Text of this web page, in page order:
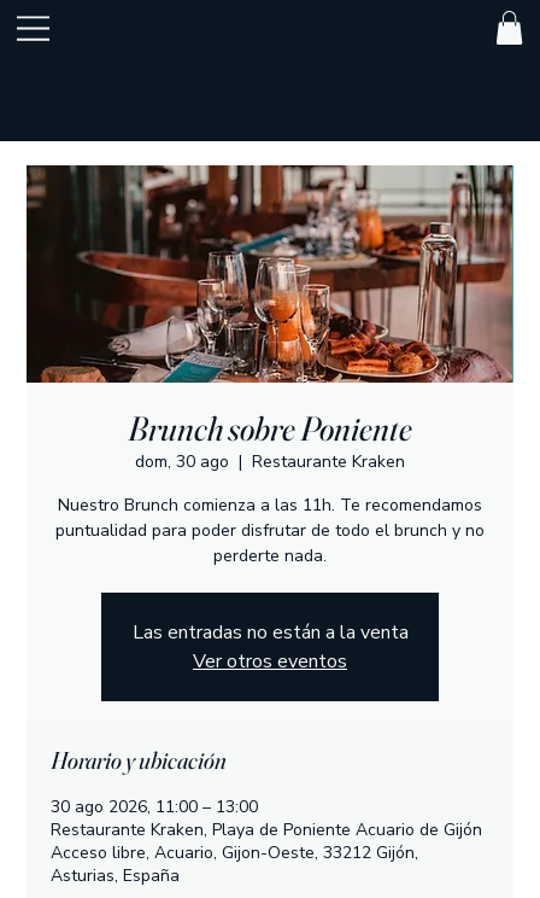
Brunch sobre Poniente
dom, 30 ago
  |
Restaurante Kraken
Nuestro Brunch comienza a las 11h. Te recomendamos
puntualidad para poder disfrutar de todo el brunch y no
perderte nada.
Las entradas no están a la venta
Ver otros eventos
Horario y ubicación
30 ago 2026, 11:00 – 13:00
Restaurante Kraken, Playa de Poniente Acuario de Gijón
Acceso libre, Acuario, Gijon-Oeste, 33212 Gijón,
Asturias, España